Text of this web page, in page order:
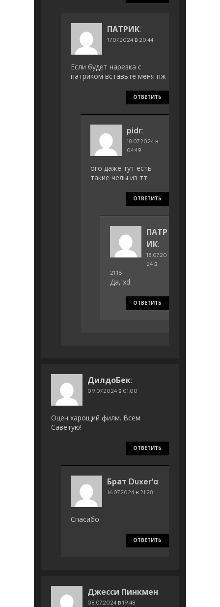
ПАТРИК:
17.07.2024 в 20:44
Если будет нарезка с
патриком вставьте меня пж
ОТВЕТИТЬ
pidr:
18.07.2024 в
04:49
ого даже тут есть
такие челы из тт
ОТВЕТИТЬ
ПАТР
ИК:
18.07.20
24 в
21:16
Да, xd
ОТВЕТИТЬ
ДилдоБек:
09.07.2024 в 01:00
Оцен харощий филм. Всем
Саветую!
ОТВЕТИТЬ
Брат Duxer'a:
16.07.2024 в 21:28
Спасибо
ОТВЕТИТЬ
Джесси Пинкмен:
08.07.2024 в 19:48